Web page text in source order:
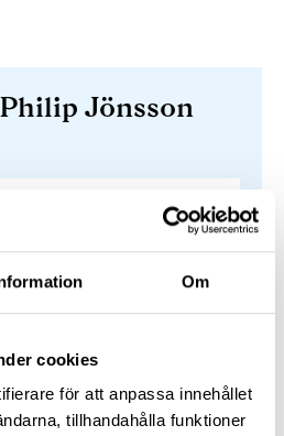
Om
cookies
för att anpassa innehållet
tillhandahålla funktioner
Jönsson